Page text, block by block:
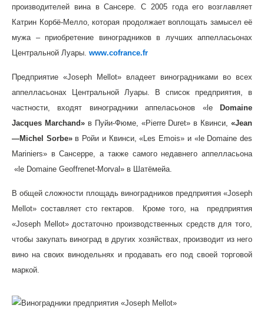
производителей вина в Сансере. С 2005 года его возглавляет
Катрин Корбё-Мелло, которая продолжает воплощать замысел её
мужа – приобретение виноградников в лучших аппелласьонах
Центральной Луары. www.cofrance.fr
Предприятие «Joseph Mellot» владеет виноградниками во всех
аппелласьонах Центральной Луары. В список предприятия, в
частности, входят виноградники аппеласьонов «le
Domaine
Jacques Marchand»в Пуйи-Фюме, «Pierre Duret» в Квинси, «Jean
—Michel Sorbe»в Ройи и Квинси, «Les Emois» и «le Domaine des
Mariniers» в Сансерре, а также самого недавнего аппелласьона
«le Domaine Geoffrenet-Morval» в Шатёмейа.
В общей сложности площадь виноградников предприятия «Joseph
Mellot» составляет сто гектаров. Кроме того, на предприятия
«Joseph Mellot» достаточно производственных средств для того,
чтобы закупать виноград в других хозяйствах, производит из него
вино на своих винодельнях и продавать его под своей торговой
маркой.